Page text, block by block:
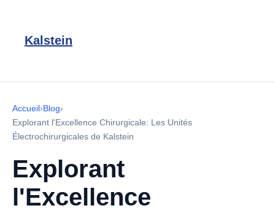
Kalstein
Accueil›Blog›
Explorant l'Excellence Chirurgicale: Les Unités
Électrochirurgicales de Kalstein
Explorant
l'Excellence